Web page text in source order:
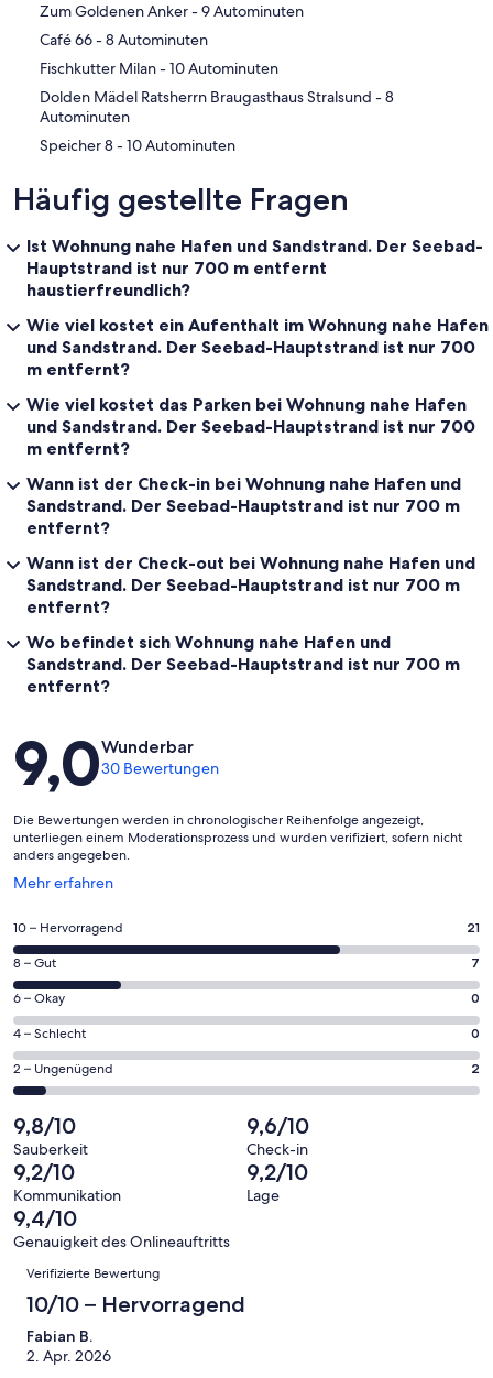
‪Zum Goldenen Anker - ‬9 Autominuten
‪Café 66 - ‬8 Autominuten
‪Fischkutter Milan - ‬10 Autominuten
‪Dolden Mädel Ratsherrn Braugasthaus Stralsund - ‬8
Autominuten
‪Speicher 8 - ‬10 Autominuten
Häufig gestellte Fragen
Ist Wohnung nahe Hafen und Sandstrand. Der Seebad-
Hauptstrand ist nur 700 m entfernt
haustierfreundlich?
Wie viel kostet ein Aufenthalt im Wohnung nahe Hafen
und Sandstrand. Der Seebad-Hauptstrand ist nur 700
m entfernt?
Wie viel kostet das Parken bei Wohnung nahe Hafen
und Sandstrand. Der Seebad-Hauptstrand ist nur 700
m entfernt?
Wann ist der Check-in bei Wohnung nahe Hafen und
Sandstrand. Der Seebad-Hauptstrand ist nur 700 m
entfernt?
Wann ist der Check-out bei Wohnung nahe Hafen und
Sandstrand. Der Seebad-Hauptstrand ist nur 700 m
entfernt?
Wo befindet sich Wohnung nahe Hafen und
Sandstrand. Der Seebad-Hauptstrand ist nur 700 m
entfernt?
Bewertungen
9,0Wunderbar
30 Bewertungen
Die Bewertungen werden in chronologischer Reihenfolge angezeigt,
unterliegen einem Moderationsprozess und wurden verifiziert, sofern nicht
anders angegeben.
Mehr erfahren
Wird
einem
neuen
Fenster
geöffnet
21
von
insgesamt
30
Gästebewertungen
haben
eine
Bewertung
von
10
-
Hervorragend
10 – Hervorragend 21
7
von
insgesamt
30
Gästebewertungen
haben
Bewertung
von
8
-
Gut
8 – Gut 7
0
von
insgesamt
30
Gästebewertungen
haben
eine
Bewertung
von
6
-
Okay
6 – Okay 0
0
von
insgesamt
Gästebewertungen
haben
eine
Bewertung
von
4
4 – Schlecht 0
2
von
insgesamt
30
Gästebewertungen
haben
eine
Bewertung
2 – Ungenügend 2
9,8/10
Sauberkeit
9,6/10
Check-in
9,2/10
Kommunikation
9,2/10
Lage
9,4/10
Genauigkeit des Onlineauftritts
Bewertungen
Verifizierte Bewertung
10/10 – Hervorragend
Fabian B.
2. Apr. 2026